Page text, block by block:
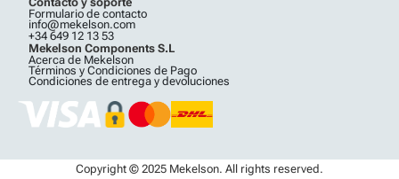
Formulario de contacto
info@mekelson.com
+34 649 12 13 53
Mekelson Components S.L
Acerca de Mekelson
Términos y Condiciones de Pago
Condiciones de entrega y devoluciones
Copyright © 2025 Mekelson. All rights reserved.